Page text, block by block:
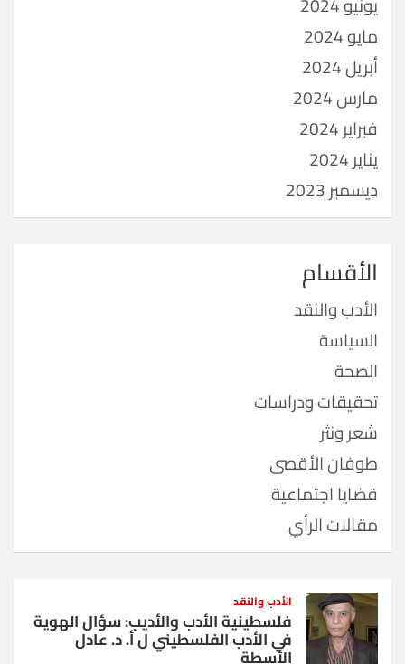
مايو 2024
أبريل 2024
مارس 2024
فبراير 2024
يناير 2024
ديسمبر 2023
الأقسام
الأدب والنقد
السياسة
الصحة
تحقيقات ودراسات
شعر ونثر
طوفان الأقصى
قضايا اجتماعية
مقالات الرأي
الأدب والنقد
فلسطينية الأدب والأديب: سؤال الهوية
في الأدب الفلسطيني ل أ. د. عادل
الأسطة